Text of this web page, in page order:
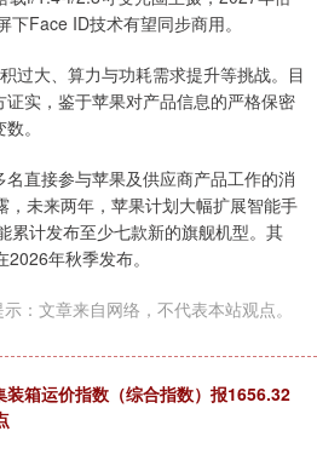
Face ID技术有望同步商用。
过大、算力与功耗需求提升等挑战。目
实，鉴于苹果对产品信息的严格保密
。
直接参与苹果及供应商产品工作的消
，未来两年，苹果计划大幅扩展智能手
累计发布至少七款新的旗舰机型。其
年秋季发布。
：文章来自网络，不代表本站观点。
装箱运价指数（综合指数）报1656.32